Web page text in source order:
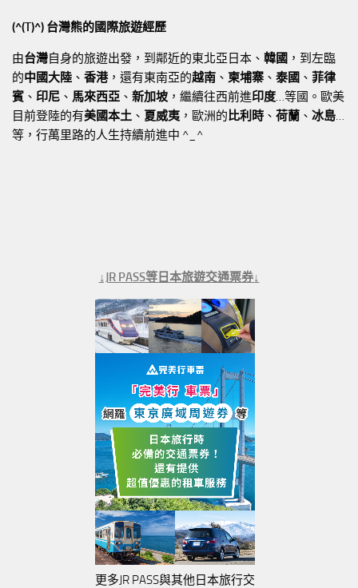
(^(T)^) 台灣熊的國際旅遊經歷
由台灣自身的旅遊出發，到鄰近的東北亞日本、 韓國 ，到左臨
的中國大陸 、 香港，還有東南亞的越南 、 柬埔寨 、 泰國 、 菲律
賓 、 印尼 、 馬來西亞 、 新加坡 ，繼續往西前進印度…等國。歐美
目前登陸的有美國本土 、 夏威夷 ，歐洲的比利時 、 荷蘭 、 冰島…
等，行萬里路的人生持續前進中 ^_^
↓JR PASS等日本旅遊交通票券↓
更多JR PASS與其他日本旅行交